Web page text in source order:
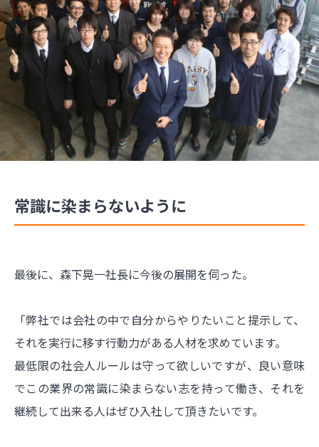
常識に染まらないように
最後に、森下晃一社長に今後の展開を伺った。
「弊社では会社の中で自分からやりたいこと提示して、
それを実行に移す行動力がある人材を求めています。
最低限の社会人ルールは守って欲しいですが、良い意味
でこの業界の常識に染まらない志を持って働き、それを
継続して出来る人はぜひ入社して頂きたいです。